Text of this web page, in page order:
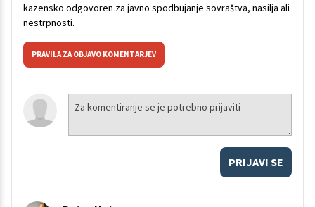
kazensko odgovoren za javno spodbujanje sovraštva, nasilja ali
nestrpnosti.
PRAVILA ZA OBJAVO KOMENTARJEV
PRIJAVI SE